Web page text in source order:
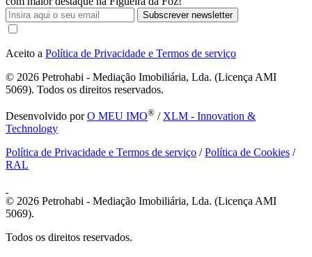
Subscrever newsletter
Aceito a Política de Privacidade e Termos de serviço
© 2026 Petrohabi - Mediação Imobiliária, Lda. (Licença AMI
5069). Todos os direitos reservados.
Desenvolvido porO MEU IMO® / XLM - Innovation &
Technology
Política de Privacidade e Termos de serviço /Política de Cookies /
RAL
© 2026 Petrohabi - Mediação Imobiliária, Lda. (Licença AMI
5069).
Todos os direitos reservados.